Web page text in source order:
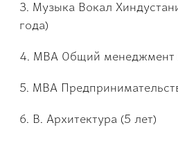
3. Музыка Вокал
года)
4. МВА Общий менеджм­ент
5. МВА
6. В. Архитектура (5 лет)